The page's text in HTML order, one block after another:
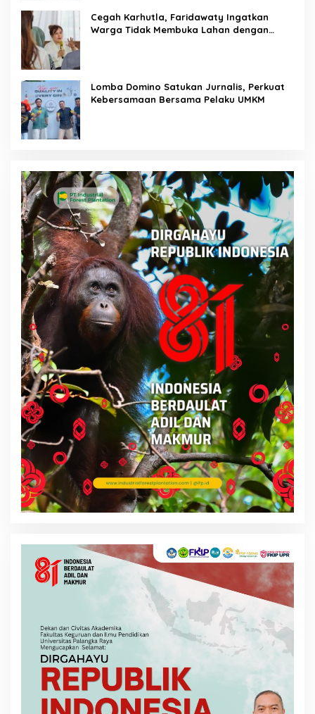
Cegah Karhutla, Faridawaty Ingatkan
Warga Tidak Membuka Lahan dengan
Lomba Domino Satukan Jurnalis, Perkuat
Kebersamaan Bersama Pelaku UMKM